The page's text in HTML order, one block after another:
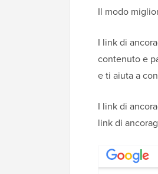
Il modo
I link di
contenuto e
e ti aiuta a
I link di
link di